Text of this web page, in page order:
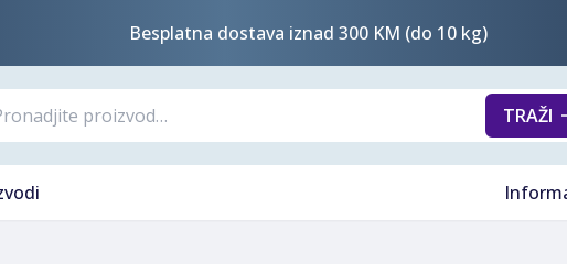
Besplatna dostava iznad 300 KM (do 10 kg)
TRAŽI